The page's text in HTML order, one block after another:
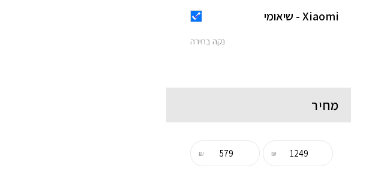
Xiaomi - שיאומי
נקה בחירה
מחיר
₪
₪